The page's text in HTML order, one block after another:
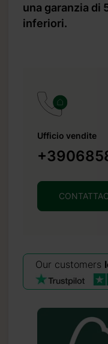
una garanzia di
inferiori.
Ufficio vendite
Our customers